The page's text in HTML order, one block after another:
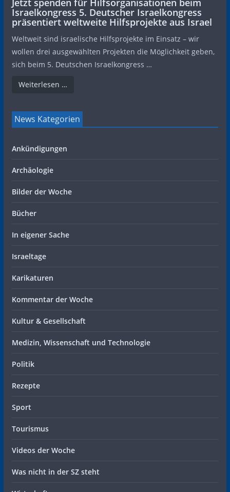
Jetzt spenden für Hilfsorganisationen beim
Israelkongress 5. Deutscher Israelkongress
präsentiert weltweite Hilfsprojekte aus Israel
Weltweit sind israelische Hilfsprojekte im Einsatz – wir
wollen drei ausgewählten Projekten die Möglichkeit geben,
sich beim 5. Deutschen Israelkongress …
Weiterlesen …
News Kategorien
Ankündigungen
Archäologie
Bilder der Woche
Bücher
In eigener Sache
Israeltage
Karikaturen
Kommentar der Woche
Kultur & Gesellschaft
Medizin, Wissenschaft und Technologie
Politik
Rezepte
Sport
Tourismus
Videos der Woche
Was nicht in der SZ steht